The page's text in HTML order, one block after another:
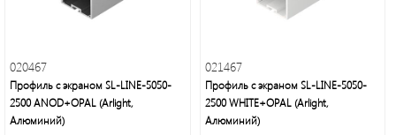
020467
Профиль с экраном SL-LINE-5050-
2500 ANOD+OPAL (Arlight,
Алюминий)
021467
Профиль с экраном SL-LINE-5050-
2500 WHITE+OPAL (Arlight,
Алюминий)